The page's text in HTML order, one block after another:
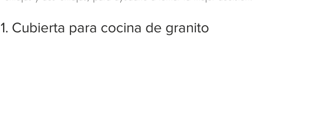
1. Cubierta para cocina de granito